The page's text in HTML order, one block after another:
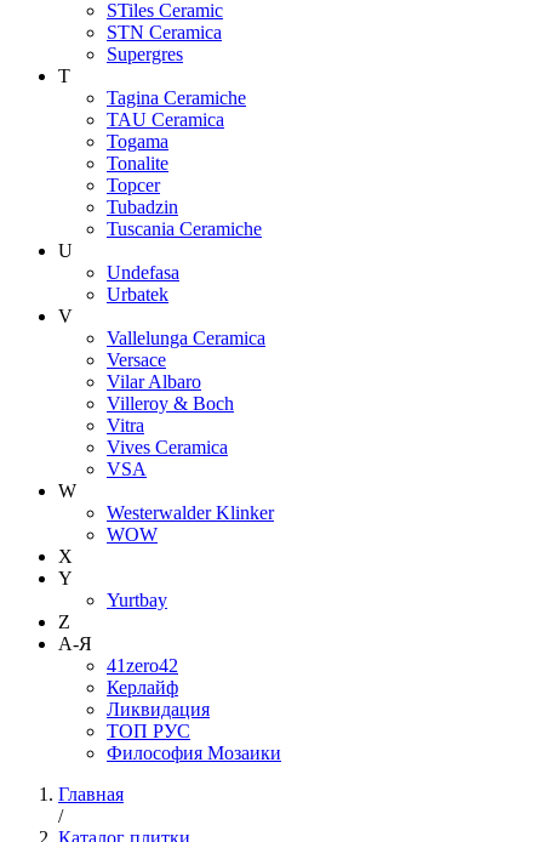
STiles Ceramic
STN Ceramica
Supergres
T
Tagina Ceramiche
TAU Ceramica
Togama
Tonalite
Topcer
Tubadzin
Tuscania Ceramiche
U
Undefasa
Urbatek
V
Vallelunga Ceramica
Versace
Vilar Albaro
Villeroy & Boch
Vitra
Vives Ceramica
VSA
W
Westerwalder Klinker
WOW
X
Y
Yurtbay
Z
А-Я
41zero42
Керлайф
Ликвидация
ТОП РУС
Философия Мозаики
Главная
/
Каталог плитки